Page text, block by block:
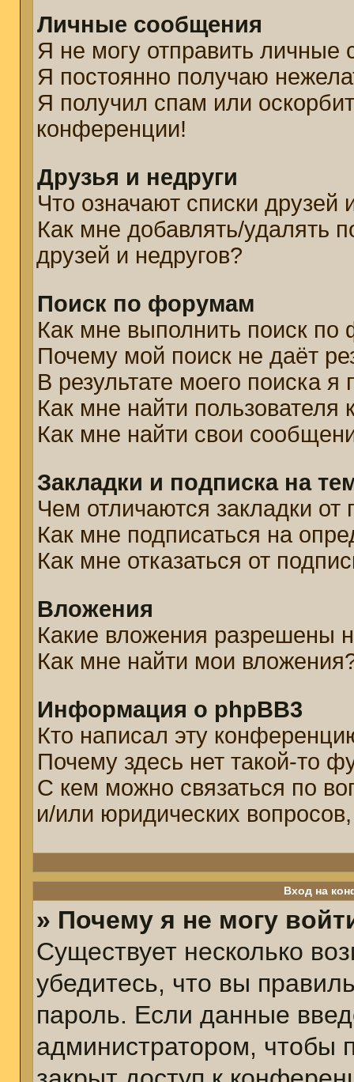
Личные сообщения
Я не могу отправить личные
Я постоянно получаю
Я получил спам или
конференции!
Друзья и недруги
Что означают списки друзей
Как мне добавлять/удалять
друзей и недругов?
Поиск по форумам
Как мне выполнить поиск
Почему мой поиск не даёт
В результате моего поиска
Как мне найти пользователя
Как мне найти свои
Закладки и подписка на
Чем отличаются закладки от
Как мне подписаться на
Как мне отказаться от
Вложения
Какие вложения разрешены
Как мне найти мои
Информация о phpBB3
Кто написал эту
Почему здесь нет такой-то
С кем можно связаться по
и/или юридических
Вход на
» Почему я не могу
Существует несколько
убедитесь, что вы
пароль. Если данные
администратором, чтобы